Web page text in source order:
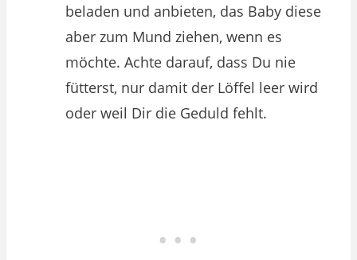
beladen und anbieten, das Baby diese
aber zum Mund ziehen, wenn es
möchte. Achte darauf, dass Du nie
fütterst, nur damit der Löffel leer wird
oder weil Dir die Geduld fehlt.